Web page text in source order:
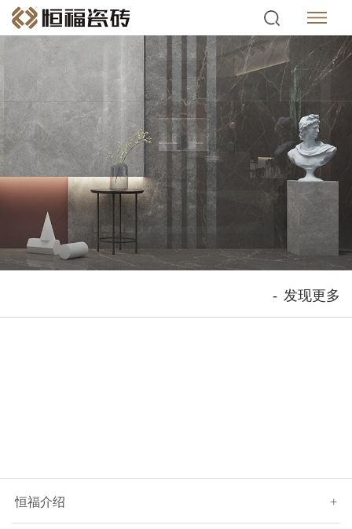
- 发现更多
恒福介绍 +